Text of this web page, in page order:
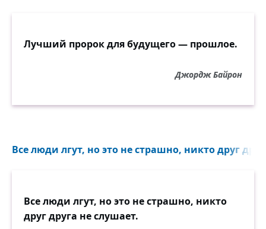
Лучший пророк для будущего — прошлое.
Джордж Байрон
Все люди лгут, но это не страшно, никто друг
Все люди лгут, но это не страшно, никто
друг друга не слушает.